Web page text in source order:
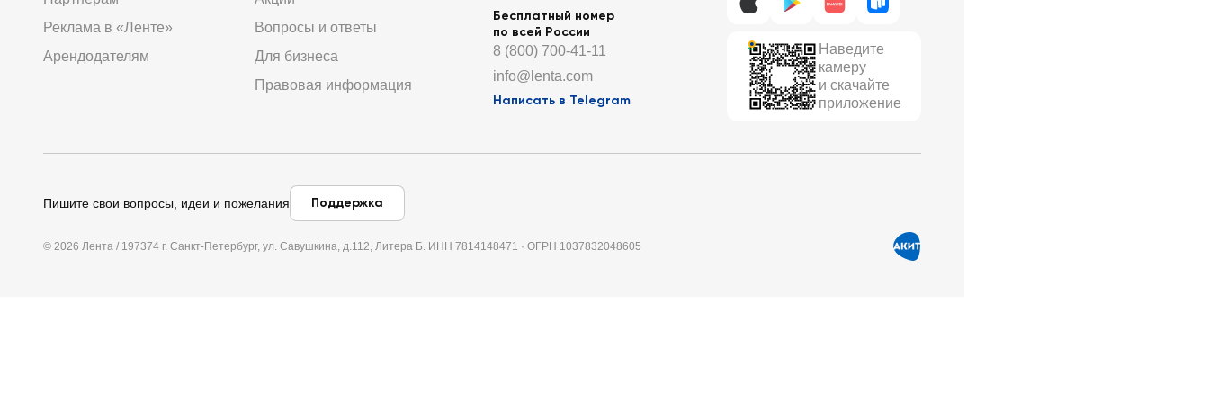
Реклама в «Ленте»
Арендодателям
Вопросы и ответы
Для бизнеса
Правовая информация
Бесплатный номер
по всей России
8 (800) 700-41-11
info@lenta.com
Написать в Telegram
Наведите
камеру
и скачайте
приложение
Пишите свои вопросы, идеи и пожелания Поддержка
© 2026 Лента / 197374 г. Санкт-Петербург, ул. Савушкина, д.112, Литера Б. ИНН 7814148471 · ОГРН 1037832048605